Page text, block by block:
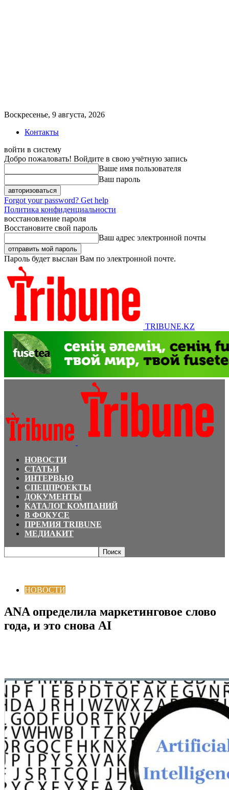
Воскресенье, 9 августа, 2026
Контакты
войти в систему
Добро пожаловать! Войдите в свою учётную запись
Ваше имя пользователя
Ваш пароль
Forgot your password? Get help
Политика конфиденциальности
восстановление пароля
Восстановите свой пароль
Ваш адрес электронной почты
Пароль будет выслан Вам по электронной почте.
TRIBUNE.KZ
НОВОСТИ
СТАТЬИ
ИНТЕРВЬЮ
СПЕЦПРОЕКТЫ
ДОКУМЕНТЫ
КАТАЛОГ КОМПАНИЙ
В ФОКУСЕ
ПРЕМИЯ TRIBUNE
МЕДИАКИТ
НОВОСТИ
ANA определила маркетинговое слово
года, и это снова AI